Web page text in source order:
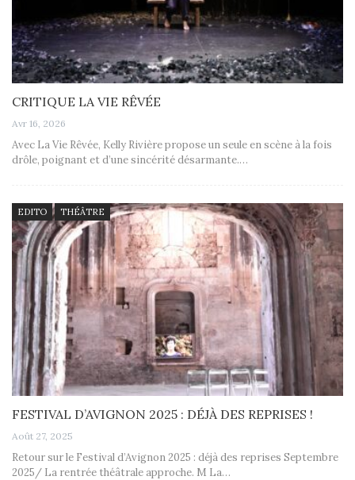
CRITIQUE LA VIE RÊVÉE
Avr 16, 2026
Avec La Vie Rêvée, Kelly Rivière propose un seule en scène à la fois
drôle, poignant et d’une sincérité désarmante.…
EDITO THÉÂTRE
FESTIVAL D’AVIGNON 2025 : DÉJÀ DES REPRISES !
Août 27, 2025
Retour sur le Festival d’Avignon 2025 : déjà des reprises Septembre
2025/ La rentrée théâtrale approche. M La…